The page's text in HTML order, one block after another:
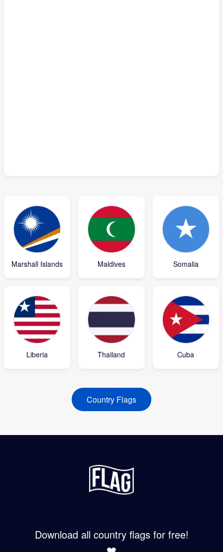
Marshall Islands Maldives Somalia
Liberia Thailand Cuba
Country Flags
Download all country flags for free!